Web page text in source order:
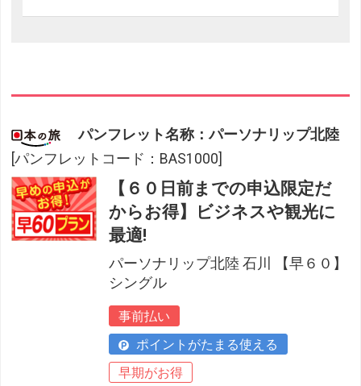
パンフレット名称：パーソナリップ北陸
[パンフレットコード：BAS1000]
【６０日前までの申込限定だ
からお得】ビジネスや観光に
最適!
パーソナリップ北陸 石川 【早６０】
シングル
事前払い
ポイントがたまる使える
早期がお得